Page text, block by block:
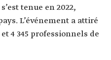
tenue en 2022,
L’événement a attiré
4 345 professionnels de